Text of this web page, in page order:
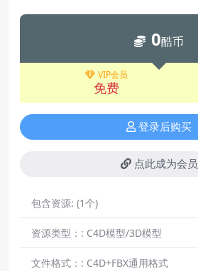
0酷币
VIP会员
免费
登录后购买
点此成为会员
包含资源: (1个)
资源类型：: C4D模型/3D模型
文件格式：: C4D+FBX通用格式